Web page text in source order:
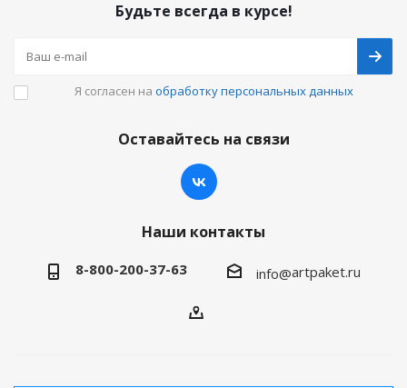
Будьте всегда в курсе!
Я согласен на обработку персональных данных
Оставайтесь на связи
Наши контакты
8-800-200-37-63 info@artpaket.ru